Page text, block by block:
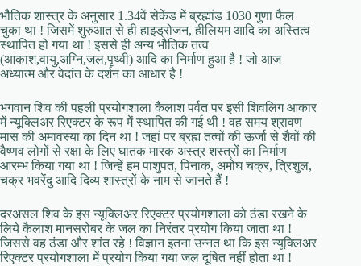
भौतिक शास्त्र के अनुसार 1.34वें सेकेंड में ब्रह्मांड 1030 गुणा फैल
चुका था ! जिसमें शुरुआत से ही हाइड्रोजन, हीलियम आदि का अस्तित्व
स्थापित हो गया था ! इससे ही अन्य भौतिक तत्व
(आकाश,वायु,अग्नि,जल,पृथ्वी) आदि का निर्माण हुआ है ! जो आज
अध्यात्म और वेदांत के दर्शन का आधार है !
भगवान शिव की पहली प्रयोगशाला कैलाश पर्वत पर इसी शिवलिंग आकार
में न्यूक्लिअर रिएक्टर के रूप में स्थापित की गई थी ! वह समय श्रावण
मास की अमावस्या का दिन था ! जहां पर ब्रह्म तत्वों की ऊर्जा से शैवों की
वैष्णव लोगों से रक्षा के लिए घातक मारक अस्त्र शस्त्रों का निर्माण
आरम्भ किया गया था ! जिन्हें हम पाशुपत, पिनाक, अमोघ चक्र, त्रिशुल,
चक्र भवरेंदु आदि दिव्य शास्त्रों के नाम से जानते हैं !
दरअसल शिव के इस न्यूक्लिअर रिएक्टर प्रयोगशाला को ठंडा रखने के
लिये कैलाश मानसरोबर के जल का निरंतर प्रयोग किया जाता था !
जिससे वह ठंडा और शांत रहे ! विज्ञान इतना उन्नत था कि इस न्यूक्लिअर
रिएक्टर प्रयोगशाला में प्रयोग किया गया जल दूषित नहीं होता था !